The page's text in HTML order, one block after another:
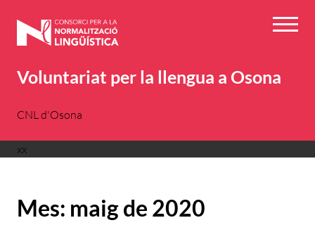
Voluntariat per la llengua a Osona
CNL d'Osona
xx
Mes: maig de 2020